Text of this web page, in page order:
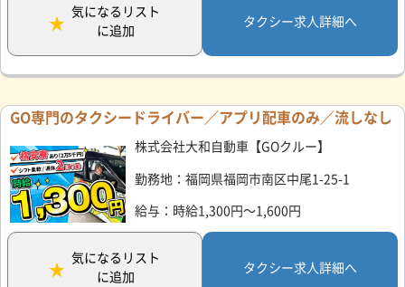
気になるリスト
に追加
タクシー求人詳細へ
GO専門のタクシードライバー／アプリ配車のみ／流しなし
株式会社大和自動車【GOクルー】
勤務地：福岡県福岡市南区中尾1-25-1
給与：時給1,300円～1,600円
気になるリスト
に追加
タクシー求人詳細へ